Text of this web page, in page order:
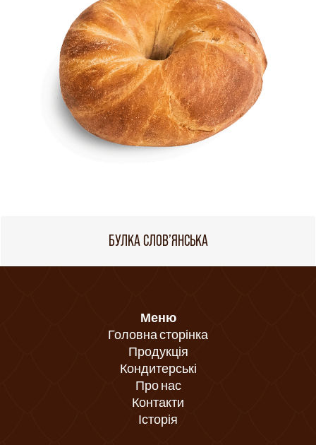
БУЛКА СЛОВ’ЯНСЬКА
Меню
Головна сторінка
Продукція
Кондитерські
Про нас
Контакти
Історія